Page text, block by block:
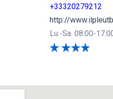
+33320279212
http://
Lu.-Sa. 08:00-